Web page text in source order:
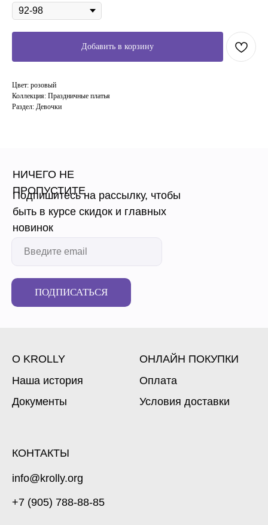
Добавить в корзину
Цвет: розовый
Коллекция: Праздничные платья
Раздел: Девочки
НИЧЕГО НЕ
ПРОПУСТИТЕ
Подпишитесь на рассылку, чтобы
быть в курсе скидок и главных
новинок
ПОДПИСАТЬСЯ
О KROLLY ОНЛАЙН ПОКУПКИ
КОНТАКТЫ
Наша история
Документы
Оплата
Условия доставки
info@krolly.org
+7 (905) 788-88-85